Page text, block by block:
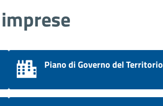
Piano di Governo del Territorio